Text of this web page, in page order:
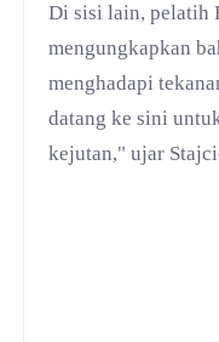
Di sisi lain,
mengungkapkan
menghadapi
datang ke sini
kejutan," ujar